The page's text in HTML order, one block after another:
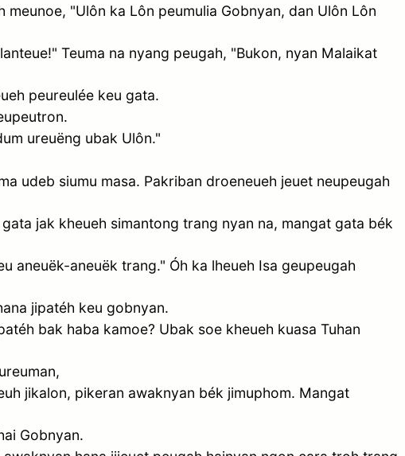
"Ulôn ka Lôn peumulia Gobnyan, dan Ulôn Lôn
Teuma na nyang peugah, "Bukon, nyan Malaikat
peureulée keu gata.
ureuëng ubak Ulôn."
udeb siumu masa. Pakriban droeneueh jeuet neupeugah
jak kheueh simantong trang nyan na, mangat gata bék
aneuëk-aneuëk trang." Óh ka lheueh Isa geupeugah
jipatéh keu gobnyan.
bak haba kamoe? Ubak soe kheueh kuasa Tuhan
jikalon, pikeran awaknyan bék jimuphom. Mangat
Gobnyan.